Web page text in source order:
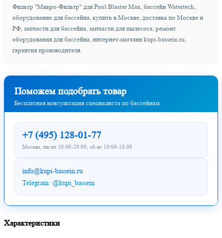
Фильтр "Микро-Фильтр" для Pool Blaster Max, бассейн Watertech,
оборудование для бассейна, купить в Москве, доставка по Москве и
РФ, запчасти для бассейна, запчасти для пылесоса, ремонт
оборудования для бассейна, интернет-магазин kupi-bassein.ru,
гарантия производителя.
Поможем подобрать товар
Бесплатная консультация специалиста по бассейнам
+7 (495) 128-01-77
Москва, пн-пт 10:00-20:00, сб-вс 10:00-18:00
info@kupi-bassein.ru
Telegram: @kupi_bassein
Характеристики